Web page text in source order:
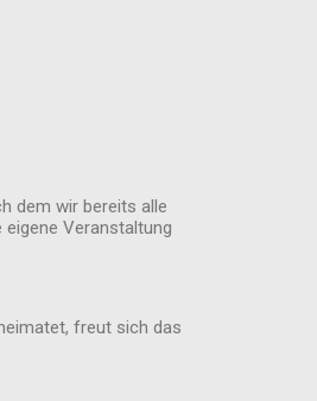
dem wir bereits alle
Veranstaltung
freut sich das